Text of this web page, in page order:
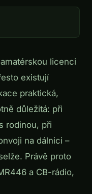
licenci
existují
praktická,
důležitá: při
rodinou, při
na dálnici –
Právě proto
a CB-rádio,